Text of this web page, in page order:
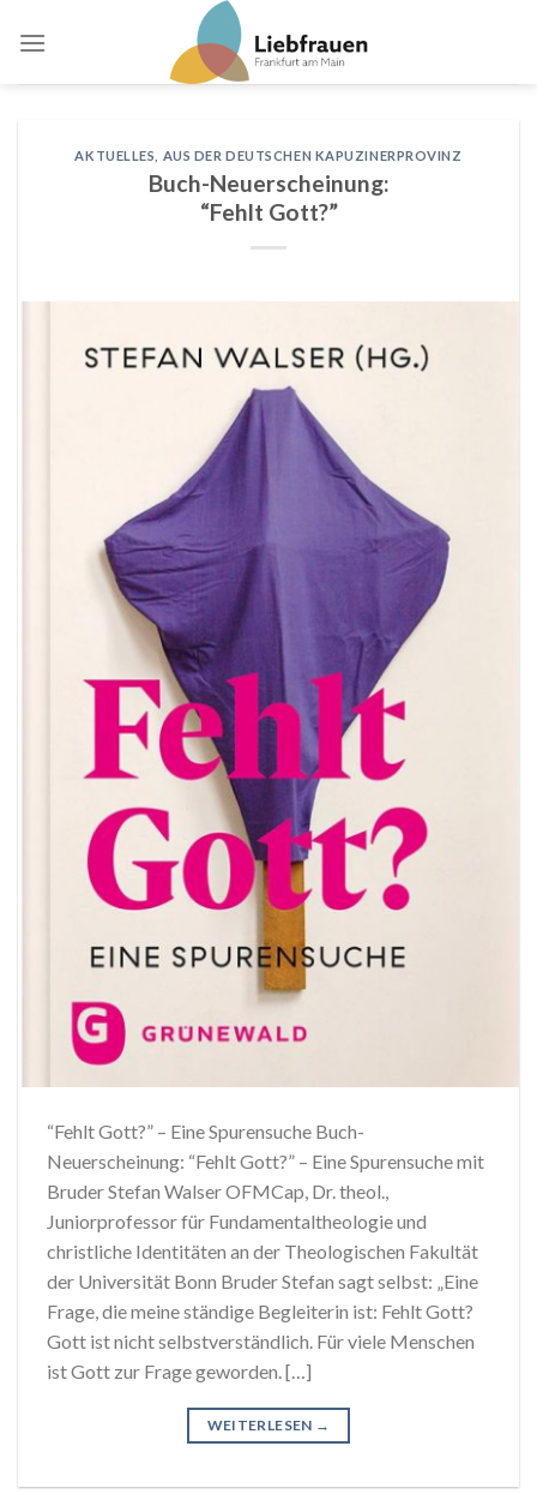
AKTUELLES AUS DER DEUTSCHEN KAPUZINERPROVINZ
Buch-Neuerscheinung:
“Fehlt Gott?”
“Fehlt Gott?” – Eine Spurensuche Buch-
Neuerscheinung: “Fehlt Gott?” – Eine Spurensuche mit
Bruder Stefan Walser OFMCap, Dr. theol.,
Juniorprofessor für Fundamentaltheologie und
christliche Identitäten an der Theologischen Fakultät
der Universität Bonn Bruder Stefan sagt selbst: „Eine
Frage, die meine ständige Begleiterin ist: Fehlt Gott?
Gott ist nicht selbstverständlich. Für viele Menschen
ist Gott zur Frage geworden. […]
WEITERLESEN →